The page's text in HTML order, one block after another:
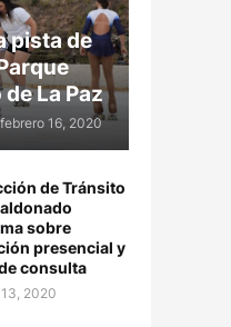
pista de
La Paz
febrero 16, 2020
de Tránsito
sobre
presencial y
consulta
2020